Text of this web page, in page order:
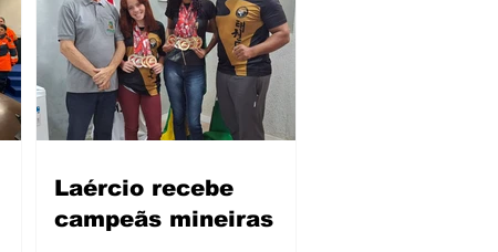
Laércio recebe
campeãs mineiras